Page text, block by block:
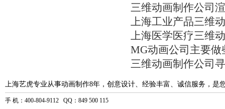
三维动画制作公司
上海工业产品三维
上海医学医疗三维
MG动画公司主要做
三维动画制作公司
上海艺虎专业从事动画制作8年，创意设计、经验丰富、诚信服务，是
手 机：400-804-9112 QQ：849 500 115